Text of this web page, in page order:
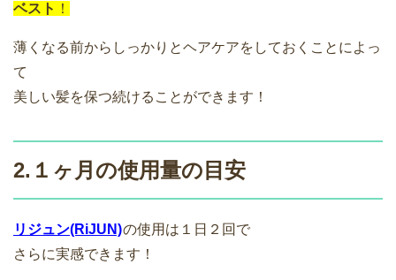
ベスト ！
薄くなる前からしっかりとヘアケアをしておくことによっ
て
美しい髪を保つ続けることができます！
2.１ヶ月の使用量の目安
リジュン(RiJUN)の使用は１日２回で
さらに実感できます！